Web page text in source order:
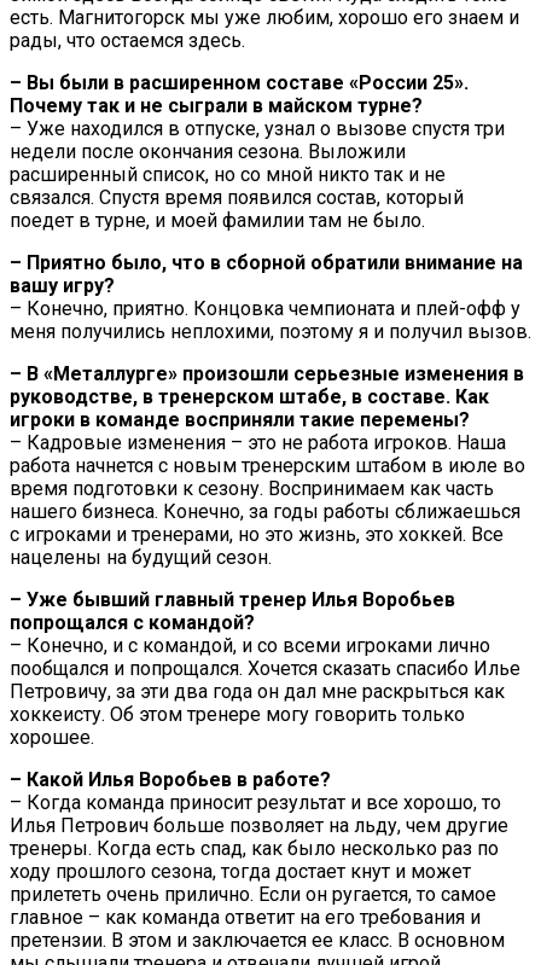
есть. Магнитогорск мы уже любим, хорошо его знаем и
рады, что остаемся здесь.
– Вы были в расширенном составе «России 25».
Почему так и не сыграли в майском турне?
– Уже находился в отпуске, узнал о вызове спустя три
недели после окончания сезона. Выложили
расширенный список, но со мной никто так и не
связался. Спустя время появился состав, который
поедет в турне, и моей фамилии там не было.
– Приятно было, что в сборной обратили внимание на
вашу игру?
– Конечно, приятно. Концовка чемпионата и плей-офф у
меня получились неплохими, поэтому я и получил вызов.
– В «Металлурге» произошли серьезные изменения в
руководстве, в тренерском штабе, в составе. Как
игроки в команде восприняли такие перемены?
– Кадровые изменения – это не работа игроков. Наша
работа начнется с новым тренерским штабом в июле во
время подготовки к сезону. Воспринимаем как часть
нашего бизнеса. Конечно, за годы работы сближаешься
с игроками и тренерами, но это жизнь, это хоккей. Все
нацелены на будущий сезон.
– Уже бывший главный тренер Илья Воробьев
попрощался с командой?
– Конечно, и с командой, и со всеми игроками лично
пообщался и попрощался. Хочется сказать спасибо Илье
Петровичу, за эти два года он дал мне раскрыться как
хоккеисту. Об этом тренере могу говорить только
хорошее.
– Какой Илья Воробьев в работе?
– Когда команда приносит результат и все хорошо, то
Илья Петрович больше позволяет на льду, чем другие
тренеры. Когда есть спад, как было несколько раз по
ходу прошлого сезона, тогда достает кнут и может
прилететь очень прилично. Если он ругается, то самое
главное – как команда ответит на его требования и
претензии. В этом и заключается ее класс. В основном